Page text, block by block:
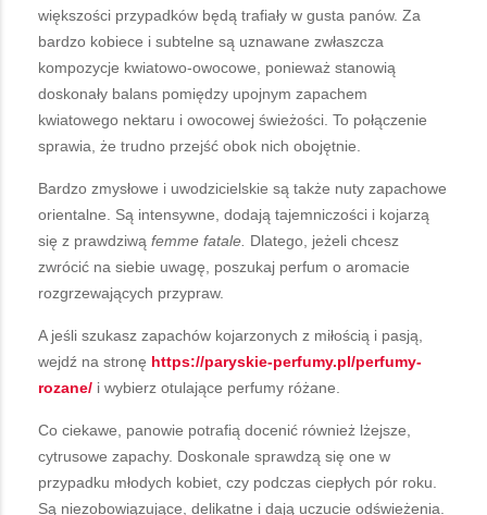
większości przypadków będą trafiały w gusta panów. Za
bardzo kobiece i subtelne są uznawane zwłaszcza
kompozycje kwiatowo-owocowe, ponieważ stanowią
doskonały balans pomiędzy upojnym zapachem
kwiatowego nektaru i owocowej świeżości. To połączenie
sprawia, że trudno przejść obok nich obojętnie.
Bardzo zmysłowe i uwodzicielskie są także nuty zapachowe
orientalne. Są intensywne, dodają tajemniczości i kojarzą
się z prawdziwą femme fatale. Dlatego, jeżeli chcesz
zwrócić na siebie uwagę, poszukaj perfum o aromacie
rozgrzewających przypraw.
A jeśli szukasz zapachów kojarzonych z miłością i pasją,
wejdź na stronę https://paryskie-perfumy.pl/perfumy-
rozane/ i wybierz otulające perfumy różane.
Co ciekawe, panowie potrafią docenić również lżejsze,
cytrusowe zapachy. Doskonale sprawdzą się one w
przypadku młodych kobiet, czy podczas ciepłych pór roku.
Są niezobowiązujące, delikatne i dają uczucie odświeżenia.